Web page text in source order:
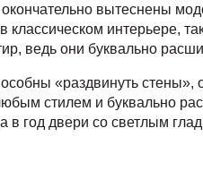
вытеснены
интерьере,
ведь они буквально
«раздвинуть
стилем и буквально
в год двери со светлым